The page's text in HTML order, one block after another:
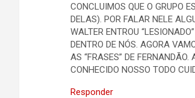
CONCLUIMOS QUE O GRUPO
DELAS). POR FALAR NELE
WALTER ENTROU
DENTRO DE NÓS. AGORA
AS “FRASES” DE
CONHECIDO NOSSO TODO
Responder